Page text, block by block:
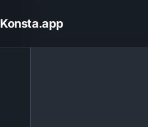
Konsta.app